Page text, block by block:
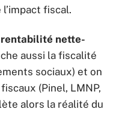
l’impact fiscal.
rentabilité nette-
aussi la fiscalité
sociaux) et on
(Pinel, LMNP,
alors la réalité du